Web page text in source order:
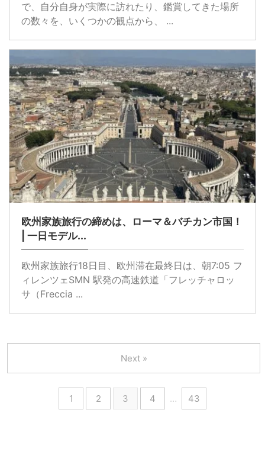
で、自分自身が実際に訪れたり、鑑賞してきた場所
の数々を、いくつかの観点から、 ...
欧州家族旅行の締めは、ローマ＆バチカン市国！
| 一日モデル...
欧州家族旅行18日目、欧州滞在最終日は、朝7:05 フ
ィレンツェSMN 駅発の高速鉄道「フレッチャロッ
サ（Freccia ...
1 2 3 4 … 43
Next »